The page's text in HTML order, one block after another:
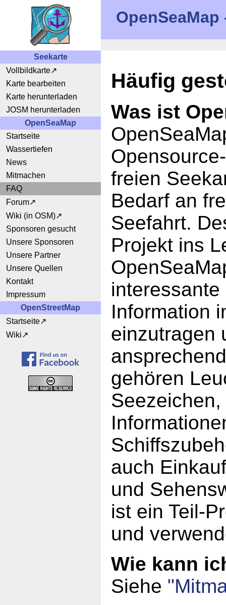
Seekarte
Vollbildkarte
Karte bearbeiten
Karte herunterladen
JOSM herunterladen
OpenSeaMap
Startseite
Wassertiefen
News
Mitmachen
FAQ
Forum
Wiki (in OSM)
Sponsoren gesucht
Unsere Sponsoren
Unsere Partner
Unsere Quellen
Kontakt
Impressum
OpenStreetMap
Startseite
Wiki
Häufig
Was ist
freien
Bedarf an
Seefahrt.
Projekt ins
Information
einzutragen
gehören
auch
und
ist ein Teil-
und
Wie kann
Siehe